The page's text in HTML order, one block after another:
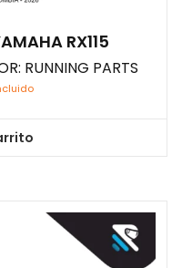
RX115
RUNNING PARTS